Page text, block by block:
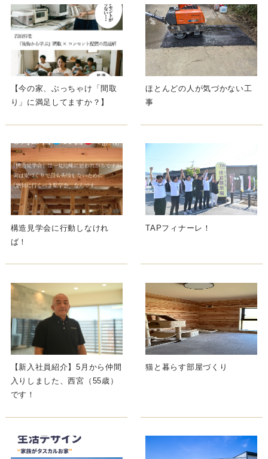
【今の家、ぶっちゃけ「間取
り」に満足してますか？】
ほとんどの人が気づかない工
事
構造見学会に行動しなけれ
ば！
TAPフィナーレ！
【新入社員紹介】5月から仲間
入りしました、西宮（55歳）
です！
猫と暮らす部屋づくり